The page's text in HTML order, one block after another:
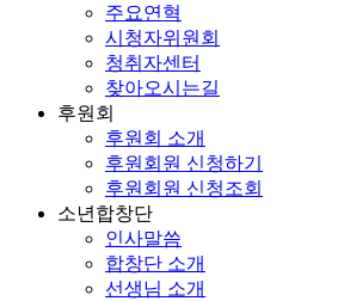
주요연혁
시청자위원회
청취자센터
찾아오시는길
후원회
후원회 소개
후원회원 신청하기
후원회원 신청조회
소년합창단
인사말씀
합창단 소개
선생님 소개